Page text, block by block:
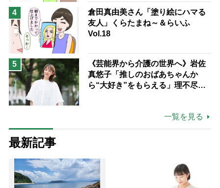
4
倉田真由美さん「塗り絵にハマる
友人」くらたまね～＆らいふ
Vol.18
5
《芸能界から介護の世界へ》岩佐
真悠子「推しのおばあちゃんか
ら“大好き”をもらえる」理不尽さ
一覧を見る
最新記事